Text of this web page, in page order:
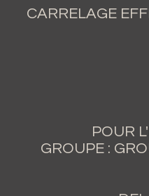
CARRELAGE
POUR
GROUPE :